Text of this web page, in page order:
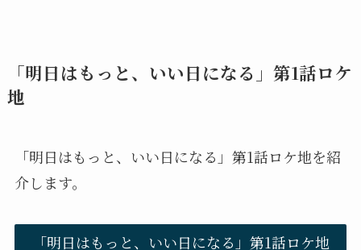
「明日はもっと、いい日になる」第1話ロケ
地
「明日はもっと、いい日になる」第1話ロケ地を紹
介します。
「明日はもっと、いい日になる」第1話ロケ地